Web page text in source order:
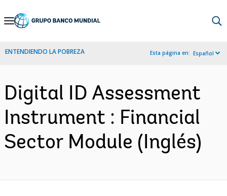
Skip
Navigation
ENTENDIENDO LA POBREZA Esta página en: Español
Digital ID Assessment
Instrument : Financial
Sector Module (Inglés)